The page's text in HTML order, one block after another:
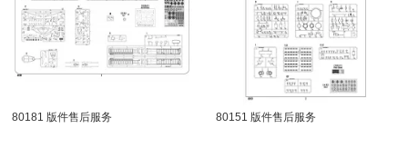
80181 版件售后服务 80151 版件售后服务